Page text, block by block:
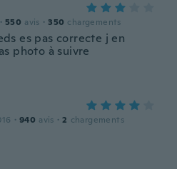
· 550 avis · 350 chargements
es pas correcte j en
photo à suivre
· 940 avis · 2 chargements